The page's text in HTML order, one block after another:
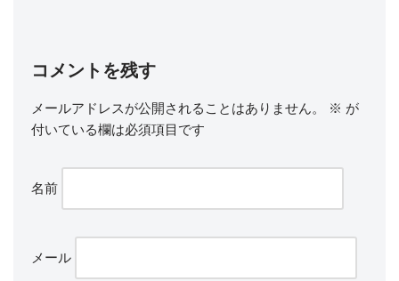
コメントを残す
メールアドレスが公開されることはありません。 ※ が
付いている欄は必須項目です
名前
メール